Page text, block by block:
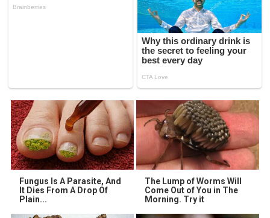
Fungus Is A Parasite, And
It Dies From A Drop Of
Plain...
The Lump of Worms Will
Come Out of You in The
Morning. Try it